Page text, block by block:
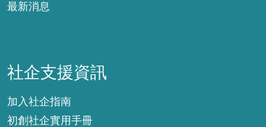
最新消息
社企支援資訊
加入社企指南
初創社企實用手冊